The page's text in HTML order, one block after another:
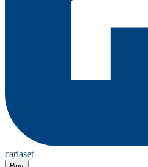
cariaset